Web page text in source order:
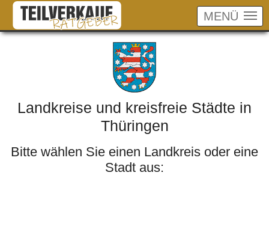
Skip to main content
MENÜ
Landkreise und kreisfreie Städte in
Thüringen
Bitte wählen Sie einen Landkreis oder eine
Stadt aus: